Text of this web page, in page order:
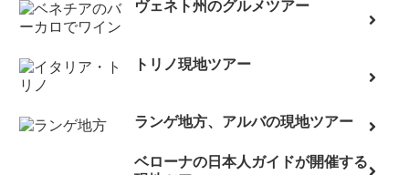
ヴェネト州のグルメツアー
トリノ現地ツアー
ランゲ地方、アルバの現地ツアー
ベローナの日本人ガイドが開催する